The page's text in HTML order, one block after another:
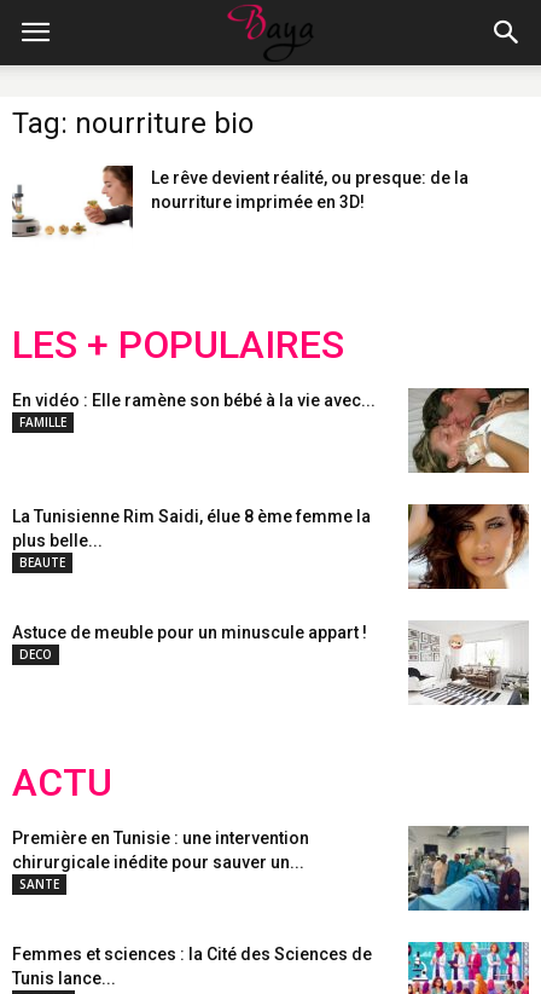
Tag: nourriture bio
Le rêve devient réalité, ou presque: de la
nourriture imprimée en 3D!
LES + POPULAIRES
En vidéo : Elle ramène son bébé à la vie avec...
FAMILLE
La Tunisienne Rim Saidi, élue 8 ème femme la
plus belle...
BEAUTE
Astuce de meuble pour un minuscule appart !
DECO
ACTU
Première en Tunisie : une intervention
chirurgicale inédite pour sauver un...
SANTE
Femmes et sciences : la Cité des Sciences de
Tunis lance...